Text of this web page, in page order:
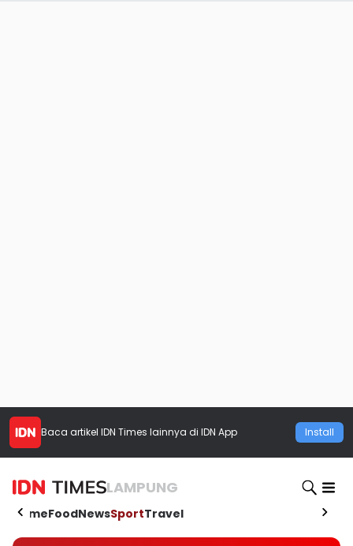
Baca artikel IDN Times lainnya di IDN App Install
LAMPUNG
HomeFoodNewsSportTravel